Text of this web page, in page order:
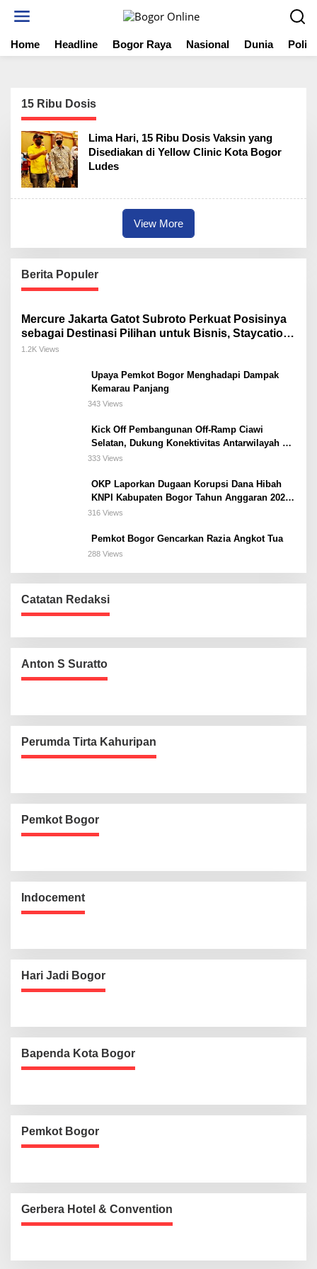
t
Home Headline Bogor Raya Nasional Dunia
15 Ribu Dosis
Lima Hari, 15 Ribu Dosis Vaksin yang
Disediakan di Yellow Clinic Kota Bogor
Ludes
View More
Berita Populer
Mercure Jakarta Gatot Subroto Perkuat Posisinya
sebagai Destinasi Pilihan untuk Bisnis, Staycation,
Meeting, dan Kuliner di Jakarta Selatan
1.2K Views
Upaya Pemkot Bogor Menghadapi Dampak
Kemarau Panjang
343 Views
Kick Off Pembangunan Off-Ramp Ciawi
Selatan, Dukung Konektivitas Antarwilayah di
Bogor Selatan
333 Views
OKP Laporkan Dugaan Korupsi Dana Hibah
KNPI Kabupaten Bogor Tahun Anggaran 2025
Ke Kejaksaan
316 Views
Pemkot Bogor Gencarkan Razia Angkot Tua
288 Views
Catatan Redaksi
Anton S Suratto
Perumda Tirta Kahuripan
Pemkot Bogor
Indocement
Hari Jadi Bogor
Bapenda Kota Bogor
Pemkot Bogor
Gerbera Hotel & Convention